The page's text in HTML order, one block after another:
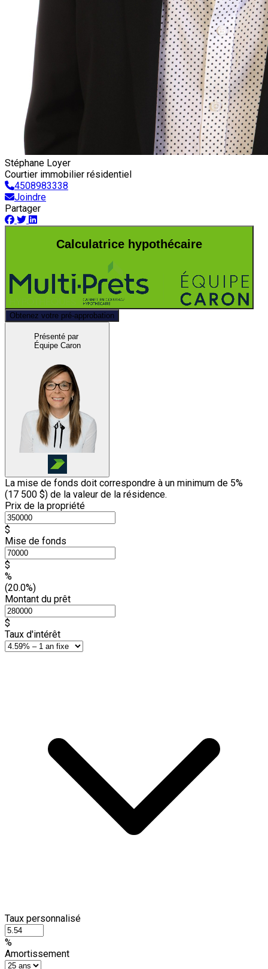
Stéphane Loyer
Courtier immobilier résidentiel
4508983338
Joindre
Partager
Calculatrice hypothécaire
Obtenez votre pré-approbation
Présenté par
Équipe Caron
La mise de fonds doit correspondre à un minimum de 5%
(17 500 $) de la valeur de la résidence.
Prix de la propriété
$
Mise de fonds
$
%
(20.0%)
Montant du prêt
$
Taux d'intérêt
Taux personnalisé
%
Amortissement